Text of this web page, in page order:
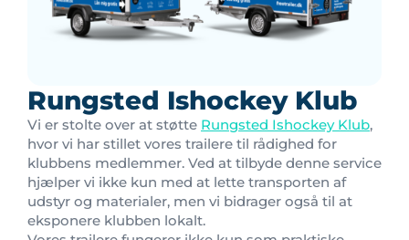
Rungsted Ishockey Klub
Vi er stolte over at støtte Rungsted Ishockey Klub,
hvor vi har stillet vores trailere til rådighed for
klubbens medlemmer. Ved at tilbyde denne service
hjælper vi ikke kun med at lette transporten af
udstyr og materialer, men vi bidrager også til at
eksponere klubben lokalt.